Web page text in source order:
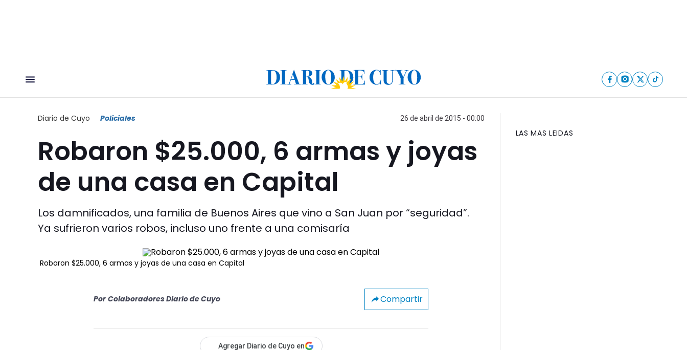
Diario de Cuyo Policiales 26 de abril de 2015 - 00:00
Robaron $25.000, 6 armas y joyas
de una casa en Capital
Los damnificados, una familia de Buenos Aires que vino a San Juan por “seguridad”.
Ya sufrieron varios robos, incluso uno frente a una comisaría
Robaron $25.000, 6 armas y joyas de una casa en Capital
Por Colaboradores Diario de Cuyo Compartir
Agregar Diario de Cuyo en
LAS MAS LEIDAS